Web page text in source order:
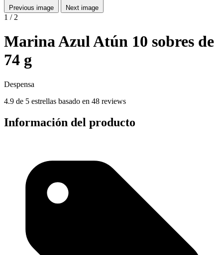
Previous image Next image
1 / 2
Marina Azul Atún 10 sobres de
74 g
Despensa
4.9 de 5 estrellas basado en 48 reviews
Información del producto